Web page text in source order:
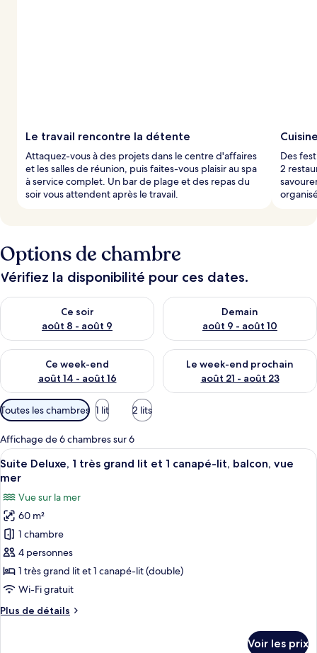
Le travail rencontre la détente
Attaquez-vous à des projets dans le centre d'affaires
et les salles de réunion, puis faites-vous plaisir au spa
à service complet. Un bar de plage et des repas du
soir vous attendent après le travail.
Des
2
Options de chambre
Vérifiez la disponibilité pour ces dates.
Ce soir
août 8 - août 9
Vérifier la disponibilité pour ce soir août 8 - août 9
Demain
août 9 - août 10
Vérifier la disponibilité pour
Ce week-end
août 14 - août 16
Vérifier la disponibilité pour ce week-end août 14 - août 16
Le week-end prochain
août 21 - août 23
Vérifier la disponibilité pour
Filtres
disponibles
pour
les
chambres
Toutes les chambres 1 lit 2 lits
Affichage de 6 chambres sur 6
Afficher
toutes
photos
pour
ce
type
de
chambre :
Deluxe,
Télévision LCD de 140 cm avec
11
Suite Deluxe, 1 très grand lit et 1 canapé-lit, balcon, vue
mer
Vue sur la mer
60 m²
1 chambre
4 personnes
1 très grand lit et 1 canapé-lit (double)
Wi-Fi gratuit
Plus de détails
Plus
Voir les prix